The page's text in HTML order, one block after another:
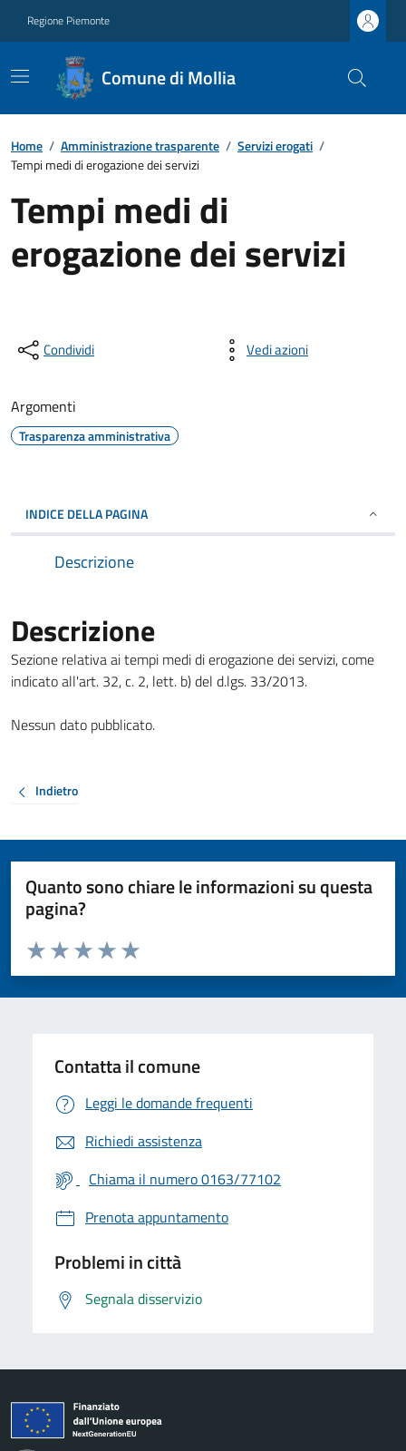
Regione Piemonte
Comune di Mollia
Home / Amministrazione trasparente / Servizi erogati /
Tempi medi di erogazione dei servizi
Tempi medi di
erogazione dei servizi
Condividi Vedi azioni
Argomenti
Trasparenza amministrativa
INDICE DELLA PAGINA
Descrizione
Descrizione
Sezione relativa ai tempi medi di erogazione dei servizi, come
indicato all'art. 32, c. 2, lett. b) del d.lgs. 33/2013.
Nessun dato pubblicato.
Indietro
Quanto sono chiare le informazioni su questa
pagina?
Valuta da 1 a 5 stelle la pagina
Valuta 5 stelle su 5
Valuta 4 stelle su 5
Valuta 3 stelle su 5
Valuta 2 stelle su 5
Valuta 1 stelle su 5
Contatta il comune
Leggi le domande frequenti
Richiedi assistenza
Chiama il numero 0163/77102
Prenota appuntamento
Problemi in città
Segnala disservizio